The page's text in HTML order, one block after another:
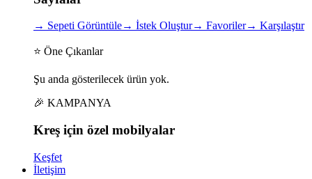
→ Sepeti Görüntüle→ İstek Oluştur→ Favoriler→ Karşılaştır
⭐ Öne Çıkanlar
Şu anda gösterilecek ürün yok.
🎉 KAMPANYA
Kreş için özel mobilyalar
Keşfet
İletişim